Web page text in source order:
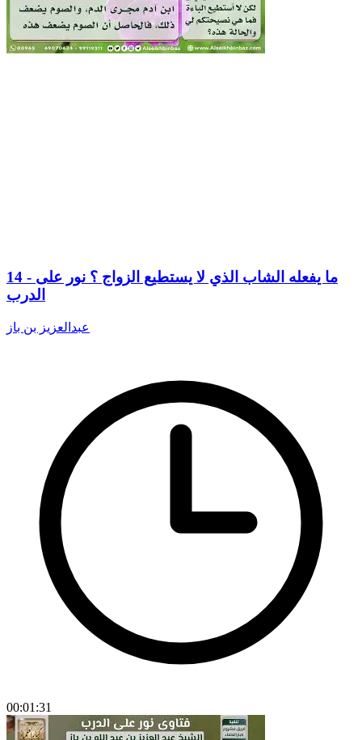
14 - ما يفعله الشاب الذي لا يستطيع الزواج ؟ نور على
الدرب
عبدالعزيز بن باز
00:01:31